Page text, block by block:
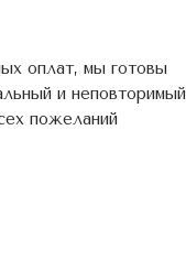
оплат, мы готовы
и неповторимый
пожеланий